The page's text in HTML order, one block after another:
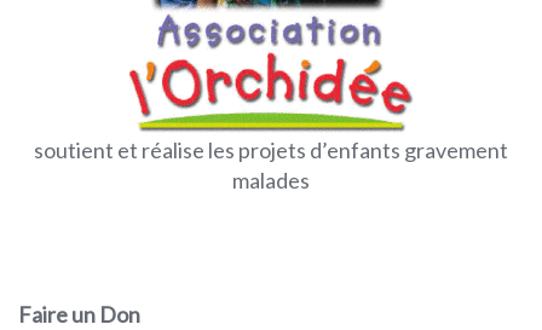
soutient et réalise les projets d’enfants gravement
malades
Faire un Don